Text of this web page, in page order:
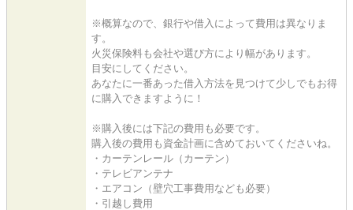
※概算なので、銀行や借入によって費用は異なりま
す。
火災保険料も会社や選び方により幅があります。
目安にしてください。
あなたに一番あった借入方法を見つけて少しでもお得
に購入できますように！
※購入後には下記の費用も必要です。
購入後の費用も資金計画に含めておいてくださいね。
・カーテンレール（カーテン）
・テレビアンテナ
・エアコン（壁穴工事費用なども必要）
・引越し費用